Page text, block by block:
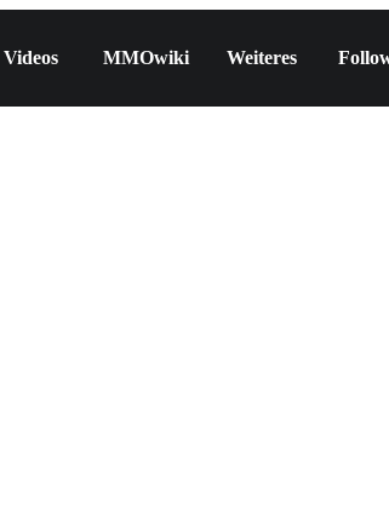
Videos MMOwiki Weiteres